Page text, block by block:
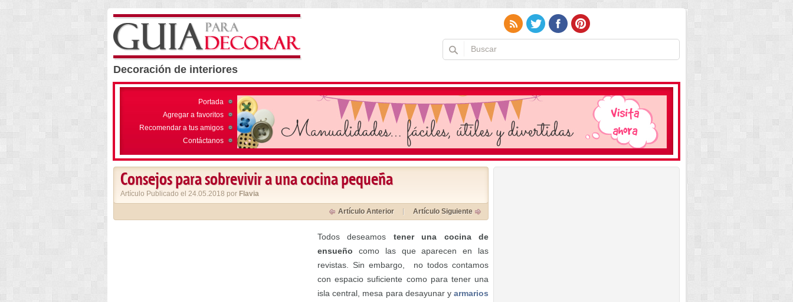
Decoración de interiores
Portada
Agregar a favoritos
Recomendar a tus amigos
Contáctanos
Consejos para sobrevivir a una cocina pequeña
Artículo Publicado el 24.05.2018 por Flavia
Artículo Anterior Artículo Siguiente
Todos deseamos tener una cocina de
ensueño como las que aparecen en las
revistas. Sin embargo, no todos contamos
con espacio suficiente como para tener una
isla central, mesa para desayunar y armarios